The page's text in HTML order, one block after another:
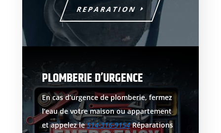
REPARATION
PLOMBERIE D’URGENCE
En cas d’urgence de plomberie, fermez
l’eau de votre maison ou appartement
et appelez le514-316-9154Réparations